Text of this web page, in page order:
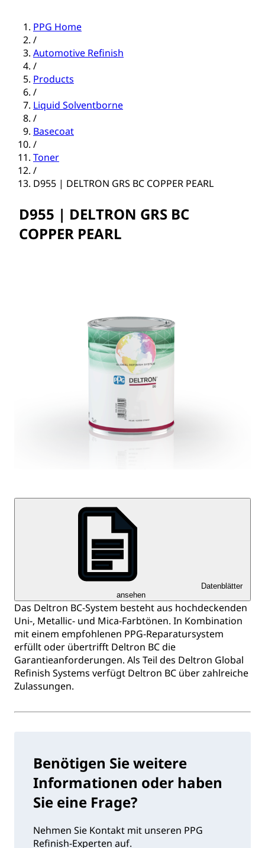
PPG Home
/
Automotive Refinish
/
Products
/
Liquid Solventborne
/
Basecoat
/
Toner
/
D955 | DELTRON GRS BC COPPER PEARL
D955 | DELTRON GRS BC
COPPER PEARL
Datenblätter
ansehen
Das Deltron BC-System besteht aus hochdeckenden
Uni-, Metallic- und Mica-Farbtönen. In Kombination
mit einem empfohlenen PPG-Reparatursystem
erfüllt oder übertrifft Deltron BC die
Garantieanforderungen. Als Teil des Deltron Global
Refinish Systems verfügt Deltron BC über zahlreiche
Zulassungen.
Benötigen Sie weitere
Informationen oder haben
Sie eine Frage?
Nehmen Sie Kontakt mit unseren PPG
Refinish-Experten auf.